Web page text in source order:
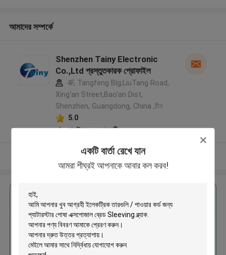
একটি বার্তা রেখে যান
আমরা শীঘ্রই আপনাকে আবার কল করব!
আমাদের সম্পর্কে
Shenzhen Tainy Electronic
Co.,Ltd প্রস্তুতকারক প্রোফাইল
4F, Tangfeng Blg,LiuTang Road,
Xing'an Street,Bao'an Dist,
Shenzhen, Guangdong, China ,চীন
5.0
যাচাইকৃত সরবরাহকারী
আরো দেখুন
ইলেকট্রিক তারগুলি / পাওয়ার কর্ড জন্য
প্যাটারস্টার পোষা এক্সপোজাল ব্রেড Sleeving
ব্ল্যাক